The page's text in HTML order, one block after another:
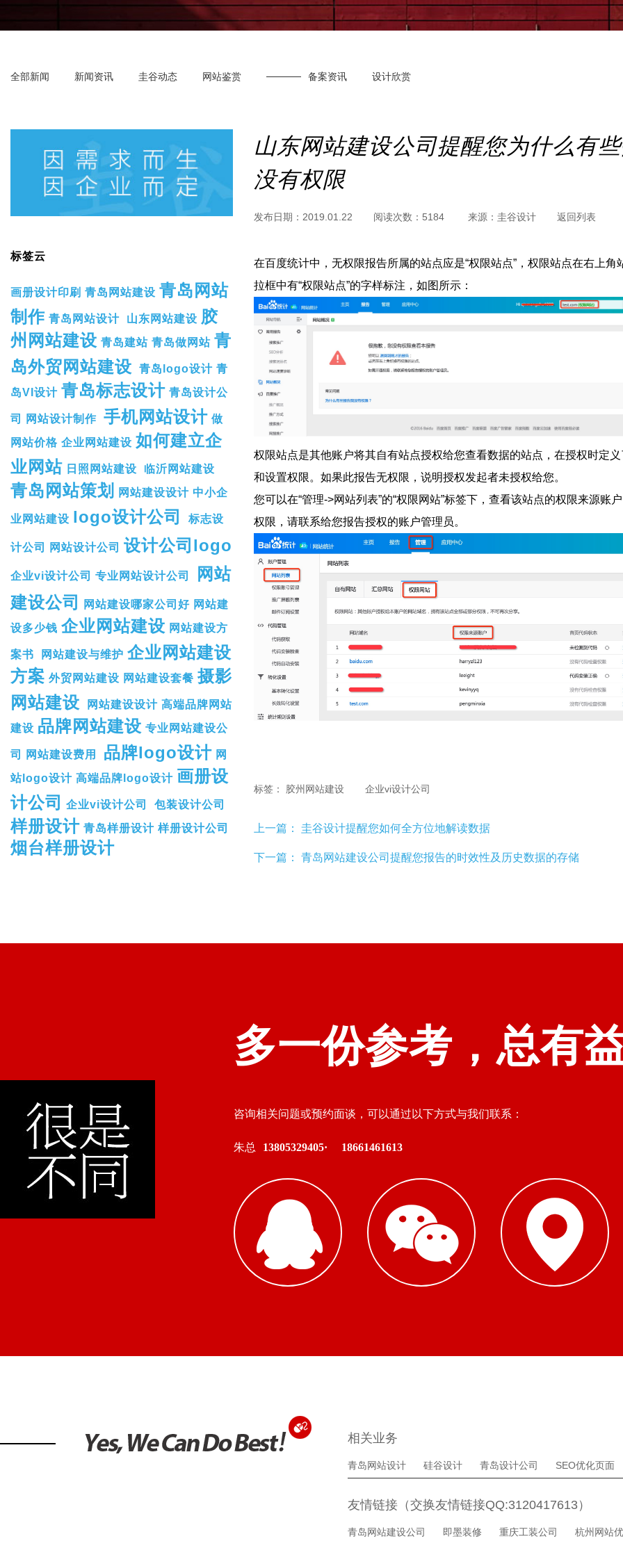
全部新闻 新闻资讯 圭谷动态 网站鉴赏 备案资讯 设计欣赏
标签云
画册设计印刷 青岛网站建设 青岛网站
制作 青岛网站设计 山东网站建设 胶
州网站建设 青岛建站 青岛做网站 青
岛外贸网站建设
青岛logo设计 青
岛VI设计 青岛标志设计 青岛设计公
司 网站设计制作 手机网站设计 做
网站价格 企业网站建设 如何建立企
业网站 日照网站建设 临沂网站建设
青岛网站策划 网站建设设计 中小企
业网站建设 logo设计公司 标志设
计公司 网站设计公司 设计公司logo
企业vi设计公司 专业网站设计公司
网站
建设公司
网站建设哪家公司好 网站建
设多少钱 企业网站建设 网站建设方
案书 网站建设与维护 企业网站建设
方案 外贸网站建设 网站建设套餐 摄影
网站建设
网站建设设计 高端品牌网站
建设 品牌网站建设 专业网站建设公
司 网站建设费用 品牌logo设计 网
站logo设计 高端品牌logo设计 画册设
计公司
企业vi设计公司 包装设计公司
样册设计 青岛样册设计 样册设计公司
烟台样册设计
山东网站建设公司提醒您为什么有
没有权限
发布日期： 2019.01.22 阅读次数： 5184 来源： 圭谷设计 返回列表
在百度统计中，无权限报告所属的站点应是“权限站点”，权限站点在右上角
拉框中有“权限站点”的字样标注，如图所示：
权限站点是其他账户将其自有站点授权给您查看数据的站点，在授权时定
和设置权限。如果此报告无权限，说明授权发起者未授权给您。
您可以在“管理->网站列表”的“权限网站”标签下，查看该站点的权限来源账
权限，请联系给您报告授权的账户管理员。
标签： 胶州网站建设 企业vi设计公司
上一篇： 圭谷设计提醒您如何全方位地解读数据
下一篇： 青岛网站建设公司提醒您报告的时效性及历史数据的存储
多一份参考，总有
咨询相关问题或预约面谈，可以通过以下方式与我们联系：
朱总 13805329405· 18661461613
相关业务
青岛网站设计 硅谷设计 青岛设计公司 SEO优化页面
友情链接（交换友情链接QQ:3120417613）
青岛网站建设公司 即墨装修 重庆工装公司 杭州网站